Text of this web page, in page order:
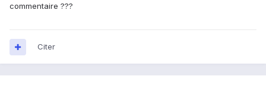
commentaire ???
Citer